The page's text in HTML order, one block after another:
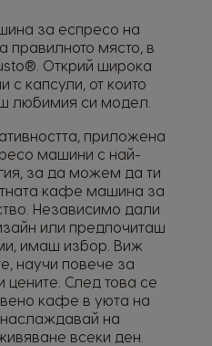
за еспресо на
правилното място, в
Открий широка
капсули, от които
любимия си модел.
приложена
машини с най-
за да можем да ти
кафе машина за
Независимо дали
или предпочиташ
имаш избор. Виж
научи повече за
цените. След това се
кафе в уюта на
на
всеки ден.